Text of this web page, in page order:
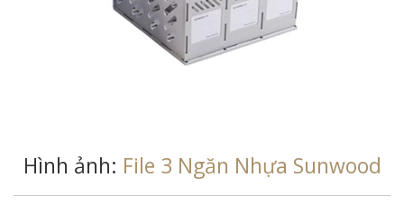
Hình ảnh: File 3 Ngăn Nhựa Sunwood